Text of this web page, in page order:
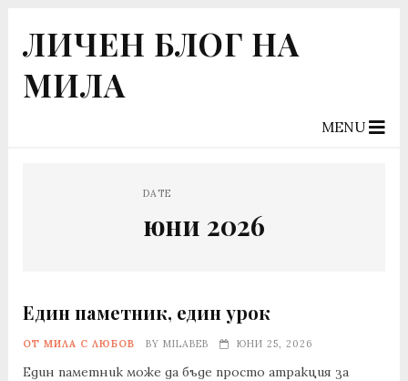
ЛИЧЕН БЛОГ НА
МИЛА
MENU
DATE
юни 2026
Един паметник, един урок
ОТ МИЛА С ЛЮБОВ BY MILABEB ЮНИ 25, 2026
Един паметник може да бъде просто атракция за